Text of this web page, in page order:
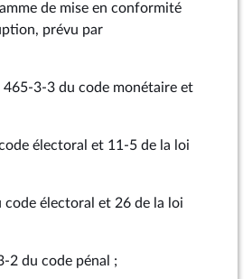
de mise en conformité
prévu par
du code monétaire et
électoral et 11‑5 de la loi
code électoral et 26 de la loi
du code pénal ;